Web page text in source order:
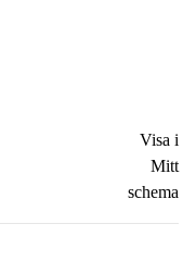
Visa i
Mitt
schema